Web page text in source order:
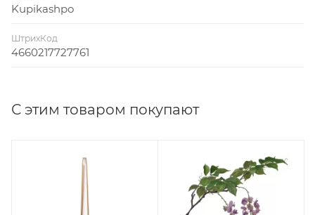
Kupikashpo
ШтрихКод
4660217727761
С этим товаром покупают